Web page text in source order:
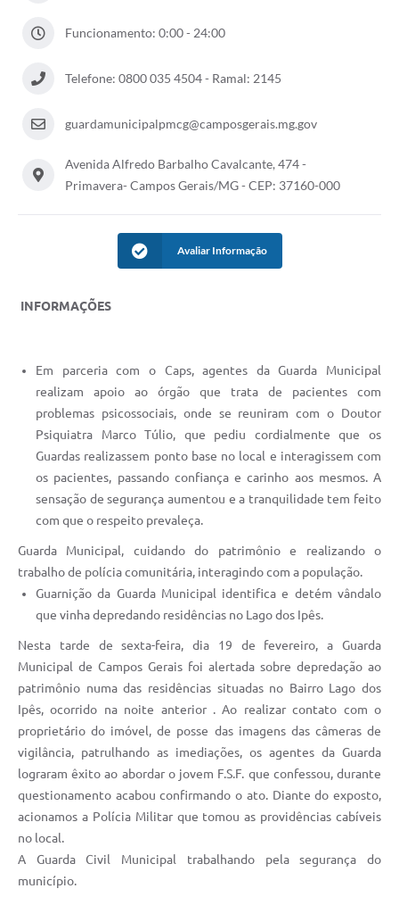
Funcionamento: 0:00 - 24:00
Telefone: 0800 035 4504 - Ramal: 2145
guardamunicipalpmcg@camposgerais.mg.gov
Avenida Alfredo Barbalho Cavalcante, 474 -
Primavera- Campos Gerais/MG - CEP: 37160-000
Avaliar Informação
INFORMAÇÕES
Em parceria com o Caps, agentes da Guarda Municipal
realizam apoio ao órgão que trata de pacientes com
problemas psicossociais, onde se reuniram com o Doutor
Psiquiatra Marco Túlio, que pediu cordialmente que os
Guardas realizassem ponto base no local e interagissem com
os pacientes, passando confiança e carinho aos mesmos. A
sensação de segurança aumentou e a tranquilidade tem feito
com que o respeito prevaleça.
Guarda Municipal, cuidando do patrimônio e realizando o
trabalho de polícia comunitária, interagindo com a população.
Guarnição da Guarda Municipal identifica e detém vândalo
que vinha depredando residências no Lago dos Ipês.
Nesta tarde de sexta-feira, dia 19 de fevereiro, a Guarda
Municipal de Campos Gerais foi alertada sobre depredação ao
patrimônio numa das residências situadas no Bairro Lago dos
Ipês, ocorrido na noite anterior . Ao realizar contato com o
proprietário do imóvel, de posse das imagens das câmeras de
vigilância, patrulhando as imediações, os agentes da Guarda
lograram êxito ao abordar o jovem F.S.F. que confessou, durante
questionamento acabou confirmando o ato. Diante do exposto,
acionamos a Polícia Militar que tomou as providências cabíveis
no local.
A Guarda Civil Municipal trabalhando pela segurança do
município.